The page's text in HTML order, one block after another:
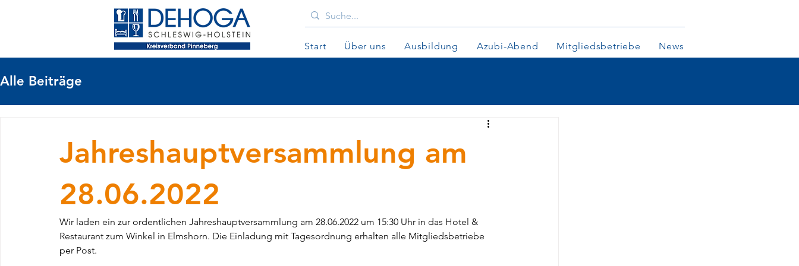
Start Über uns Ausbildung Azubi-Abend Mitgliedsbetriebe News
Alle Beiträge
Jahreshauptversammlung am
28.06.2022
Wir laden ein zur ordentlichen Jahreshauptversammlung am 28.06.2022 um 15:30 Uhr in das Hotel &
Restaurant zum Winkel in Elmshorn. Die Einladung mit Tagesordnung erhalten alle Mitgliedsbetriebe
per Post.